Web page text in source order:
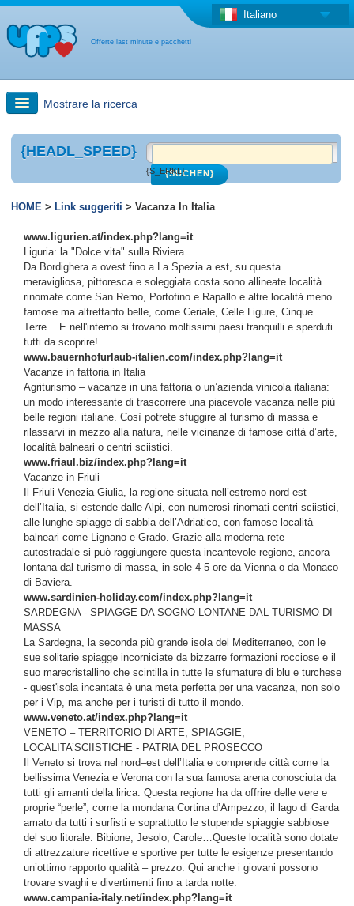
Offerte last minute e pacchetti
Italiano
Mostrare la ricerca
Viaggi: Ricerca con la mappa
Offerta last minute + Offerta forfettaria
Altro paese
{HEADL_SPEED}
{S_ERKL}
HOME > Link suggeriti > Vacanza In Italia
www.ligurien.at/index.php?lang=it
Liguria: la "Dolce vita" sulla Riviera
Da Bordighera a ovest fino a La Spezia a est, su questa
meravigliosa, pittoresca e soleggiata costa sono allineate località
rinomate come San Remo, Portofino e Rapallo e altre località meno
famose ma altrettanto belle, come Ceriale, Celle Ligure, Cinque
Terre... E nell'interno si trovano moltissimi paesi tranquilli e sperduti
tutti da scoprire!
www.bauernhofurlaub-italien.com/index.php?lang=it
Vacanze in fattoria in Italia
Agriturismo – vacanze in una fattoria o un’azienda vinicola italiana:
un modo interessante di trascorrere una piacevole vacanza nelle più
belle regioni italiane. Così potrete sfuggire al turismo di massa e
rilassarvi in mezzo alla natura, nelle vicinanze di famose città d’arte,
località balneari o centri sciistici.
www.friaul.biz/index.php?lang=it
Vacanze in Friuli
Il Friuli Venezia-Giulia, la regione situata nell’estremo nord-est
dell’Italia, si estende dalle Alpi, con numerosi rinomati centri sciistici,
alle lunghe spiagge di sabbia dell’Adriatico, con famose località
balneari come Lignano e Grado. Grazie alla moderna rete
autostradale si può raggiungere questa incantevole regione, ancora
lontana dal turismo di massa, in sole 4-5 ore da Vienna o da Monaco
di Baviera.
www.sardinien-holiday.com/index.php?lang=it
SARDEGNA - SPIAGGE DA SOGNO LONTANE DAL TURISMO DI
MASSA
La Sardegna, la seconda più grande isola del Mediterraneo, con le
sue solitarie spiagge incorniciate da bizzarre formazioni rocciose e il
suo marecristallino che scintilla in tutte le sfumature di blu e turchese
- quest'isola incantata è una meta perfetta per una vacanza, non solo
per i Vip, ma anche per i turisti di tutto il mondo.
www.veneto.at/index.php?lang=it
VENETO – TERRITORIO DI ARTE, SPIAGGIE,
LOCALITA’SCIISTICHE - PATRIA DEL PROSECCO
Il Veneto si trova nel nord–est dell’Italia e comprende città come la
bellissima Venezia e Verona con la sua famosa arena conosciuta da
tutti gli amanti della lirica. Questa regione ha da offrire delle vere e
proprie “perle”, come la mondana Cortina d’Ampezzo, il lago di Garda
amato da tutti i surfisti e soprattutto le stupende spiaggie sabbiose
del suo litorale: Bibione, Jesolo, Carole…Queste località sono dotate
di attrezzature ricettive e sportive per tutte le esigenze presentando
un’ottimo rapporto qualità – prezzo. Qui anche i giovani possono
trovare svaghi e divertimenti fino a tarda notte.
www.campania-italy.net/index.php?lang=it